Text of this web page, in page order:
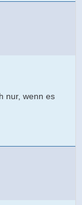
nur, wenn es